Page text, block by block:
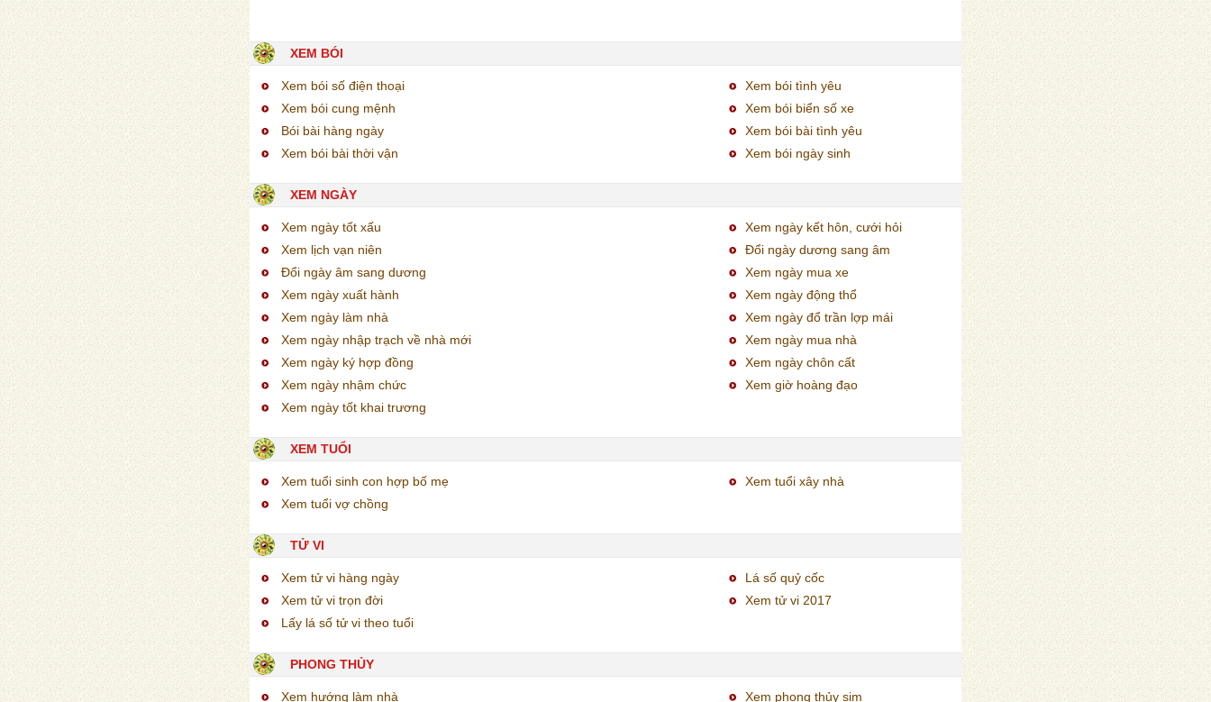
XEM BÓI
Xem bói số điện thoại
Xem bói tình yêu
Xem bói cung mệnh
Xem bói biển số xe
Bói bài hàng ngày
Xem bói bài tình yêu
Xem bói bài thời vận
Xem bói ngày sinh
XEM NGÀY
Xem ngày tốt xấu
Xem ngày kết hôn, cưới hỏi
Xem lịch vạn niên
Đổi ngày dương sang âm
Đổi ngày âm sang dương
Xem ngày mua xe
Xem ngày xuất hành
Xem ngày động thổ
Xem ngày làm nhà
Xem ngày đổ trần lợp mái
Xem ngày nhập trạch về nhà mới
Xem ngày mua nhà
Xem ngày ký hợp đồng
Xem ngày chôn cất
Xem ngày nhậm chức
Xem giờ hoàng đạo
Xem ngày tốt khai trương
XEM TUỔI
Xem tuổi sinh con hợp bố mẹ
Xem tuổi xây nhà
Xem tuổi vợ chồng
TỬ VI
Xem tử vi hàng ngày
Lá số quỷ cốc
Xem tử vi trọn đời
Xem tử vi 2017
Lấy lá số tử vi theo tuổi
PHONG THỦY
Xem hướng làm nhà Xem phong thủy sim